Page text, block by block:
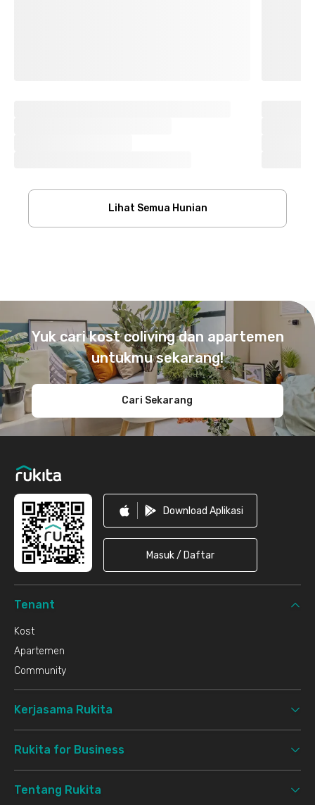
Lihat Semua Hunian
Yuk cari kost coliving dan apartemen
untukmu sekarang!
Cari Sekarang
Download Aplikasi
Masuk / Daftar
Tenant
Kost
Apartemen
Community
Kerjasama Rukita
Rukita for Business
Tentang Rukita